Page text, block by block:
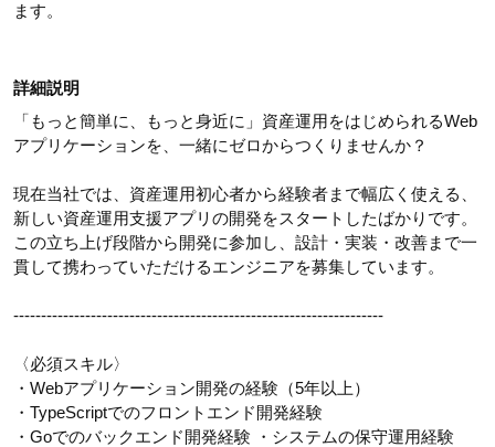
ます。
詳細説明
「もっと簡単に、もっと身近に」資産運用をはじめられるWeb
アプリケーションを、一緒にゼロからつくりませんか？
現在当社では、資産運用初心者から経験者まで幅広く使える、
新しい資産運用支援アプリの開発をスタートしたばかりです。
この立ち上げ段階から開発に参加し、設計・実装・改善まで一
貫して携わっていただけるエンジニアを募集しています。
-------------------------------------------------------------------
〈必須スキル〉
・Webアプリケーション開発の経験（5年以上）
・TypeScriptでのフロントエンド開発経験
・Goでのバックエンド開発経験 ・システムの保守運用経験